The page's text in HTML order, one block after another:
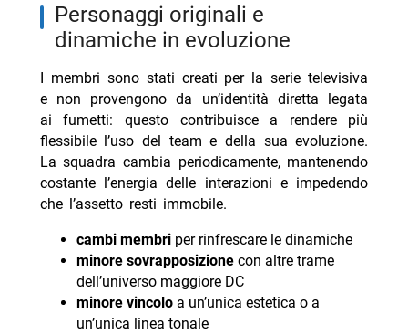
personaggi originali e
dinamiche in evoluzione
I membri sono stati creati per la serie televisiva
e non provengono da un’identità diretta legata
ai fumetti: questo contribuisce a rendere più
flessibile l’uso del team e della sua evoluzione.
La squadra cambia periodicamente, mantenendo
costante l’energia delle interazioni e impedendo
che l’assetto resti immobile.
cambi membriper rinfrescare le dinamiche
minore sovrapposizionecon altre trame
dell’universo maggiore DC
minore vincoloa un’unica estetica o a
un’unica linea tonale